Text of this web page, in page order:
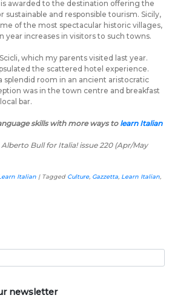
awarded to the destination offering the
sustainable and responsible tourism. Sicily,
of the most spectacular historic villages,
year increases in visitors to such towns.
which my parents visited last year.
the scattered hotel experience.
splendid room in an ancient aristocratic
was in the town centre and breakfast
bar.
skills with more ways to learn Italian
Bull for Italia! issue 220 (Apr/May
Italian | Tagged Culture, Gazzetta Learn Italian
newsletter